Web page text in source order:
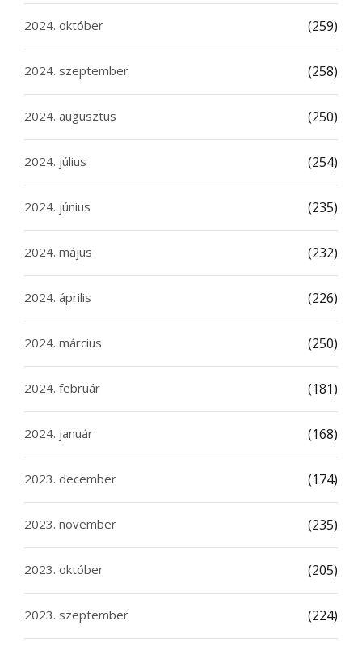
2024. október (259)
2024. szeptember (258)
2024. augusztus (250)
2024. július (254)
2024. június (235)
2024. május (232)
2024. április (226)
2024. március (250)
2024. február (181)
2024. január (168)
2023. december (174)
2023. november (235)
2023. október (205)
2023. szeptember (224)